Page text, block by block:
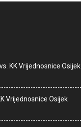
KK Vrijednosnice Osijek
Vrijednosnice Osijek